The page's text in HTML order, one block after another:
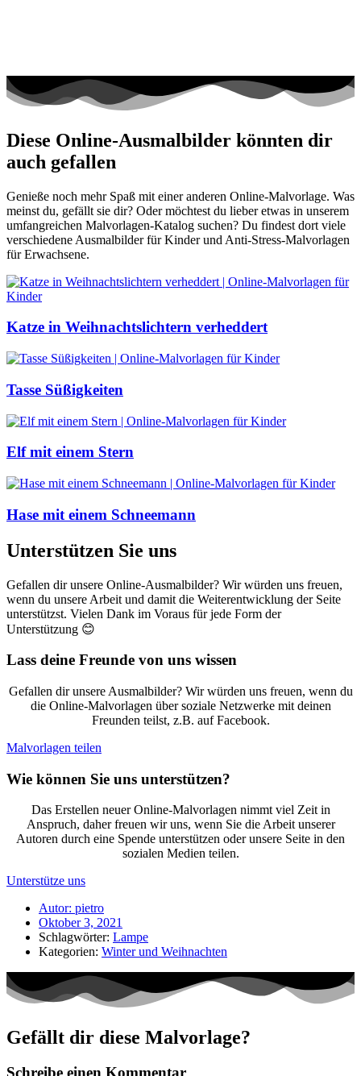
Diese Online-Ausmalbilder könnten dir
auch gefallen
Genieße noch mehr Spaß mit einer anderen Online-Malvorlage. Was
meinst du, gefällt sie dir? Oder möchtest du lieber etwas in unserem
umfangreichen Malvorlagen-Katalog suchen? Du findest dort viele
verschiedene Ausmalbilder für Kinder und Anti-Stress-Malvorlagen
für Erwachsene.
Katze in Weihnachtslichtern verheddert
Tasse Süßigkeiten
Elf mit einem Stern
Hase mit einem Schneemann
Unterstützen Sie uns
Gefallen dir unsere Online-Ausmalbilder? Wir würden uns freuen,
wenn du unsere Arbeit und damit die Weiterentwicklung der Seite
unterstützst. Vielen Dank im Voraus für jede Form der
Unterstützung 😊
Lass deine Freunde von uns wissen
Gefallen dir unsere Ausmalbilder? Wir würden uns freuen, wenn du
die Online-Malvorlagen über soziale Netzwerke mit deinen
Freunden teilst, z.B. auf Facebook.
Malvorlagen teilen
Wie können Sie uns unterstützen?
Das Erstellen neuer Online-Malvorlagen nimmt viel Zeit in
Anspruch, daher freuen wir uns, wenn Sie die Arbeit unserer
Autoren durch eine Spende unterstützen oder unsere Seite in den
sozialen Medien teilen.
Unterstütze uns
Autor: pietro
Oktober 3, 2021
Schlagwörter: Lampe
Kategorien: Winter und Weihnachten
Gefällt dir diese Malvorlage?